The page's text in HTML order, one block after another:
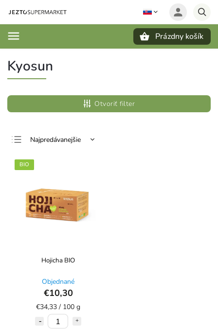
Prázdny košík
Kyosun
Otvoriť filter
Najpredávanejšie
Najdrahšie
BIO
Hojicha BIO
Objednané
€10,30
€34,33 / 100 g